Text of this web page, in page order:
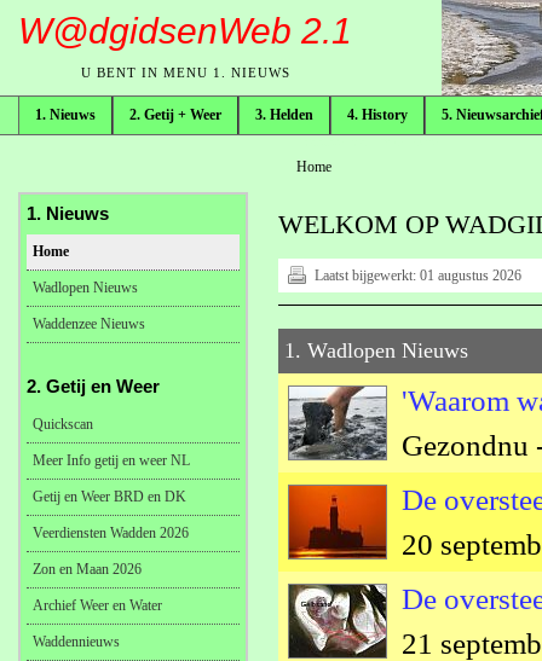
W@dgidsenWeb 2.1
U BENT IN MENU 1. NIEUWS
1. Nieuws 2. Getij + Weer 3. Helden 4. History 5.
broodkruimelpad
Home
WELKOM OP
Laatst bijgewerkt: 01 augustus 2026
1. Wadlopen Nieuws
'Waarom
Gezondnu
De
20
De
21
1. Nieuws
Home
Wadlopen Nieuws
Waddenzee Nieuws
2. Getij en Weer
Quickscan
Meer Info getij en weer NL
Getij en Weer BRD en DK
Veerdiensten Wadden 2026
Zon en Maan 2026
Archief Weer en Water
Waddennieuws